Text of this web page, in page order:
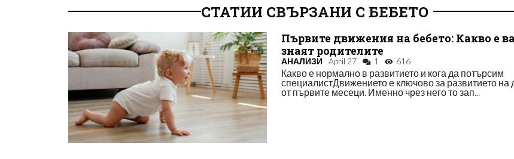
СТАТИИ СВЪРЗАНИ С БЕБЕТО
Първите движения на бебето: Какво е
знаят родителите
АНАЛИЗИ April 27 1 616
Какво е нормално в развитието и кога да потърсим
специалистДвижението е ключово за развитието на
от първите месеци. Именно чрез него то зап...